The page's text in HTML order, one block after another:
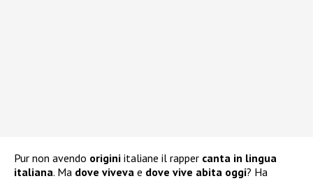
Pur non avendo origini italiane il rapper canta in lingua
italiana. Ma dove viveva e dove vive abita oggi? Ha